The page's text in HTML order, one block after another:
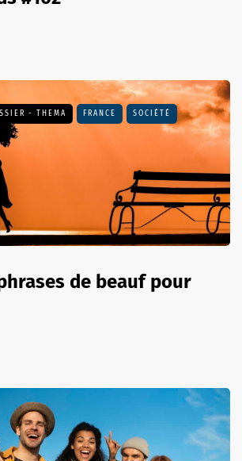
- THEMA FRANCE SOCIÉTÉ
de beauf pour